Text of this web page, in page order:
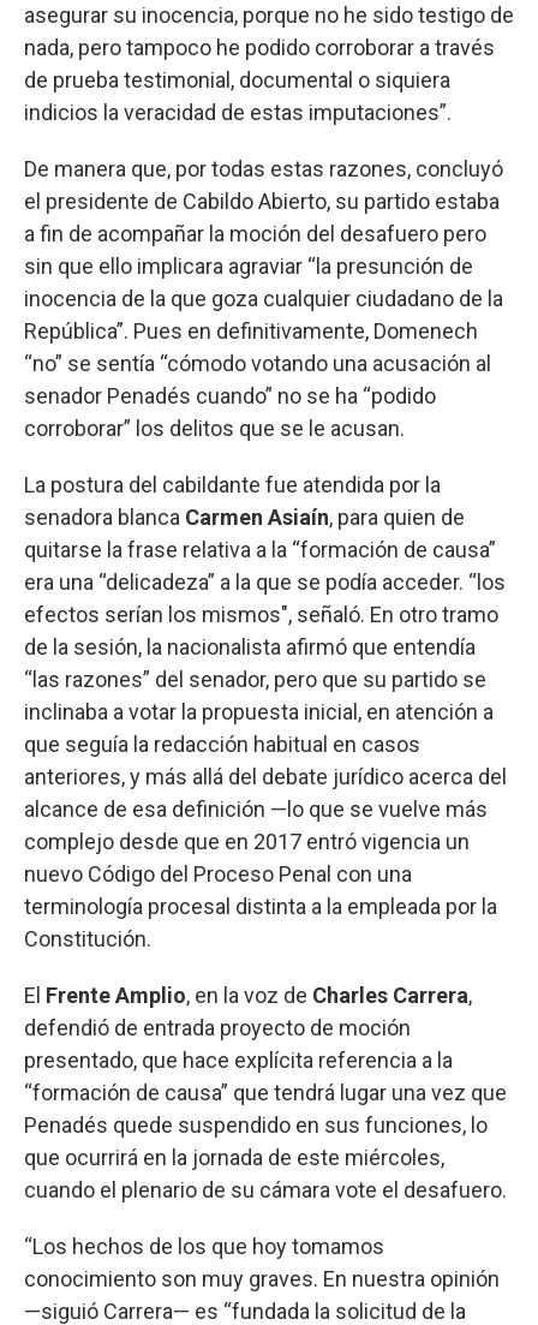
asegurar su inocencia, porque no he sido testigo de
nada, pero tampoco he podido corroborar a través
de prueba testimonial, documental o siquiera
indicios la veracidad de estas imputaciones”.
De manera que, por todas estas razones, concluyó
el presidente de Cabildo Abierto, su partido estaba
a fin de acompañar la moción del desafuero pero
sin que ello implicara agraviar “la presunción de
inocencia de la que goza cualquier ciudadano de la
República”. Pues en definitivamente, Domenech
“no” se sentía “cómodo votando una acusación al
senador Penadés cuando” no se ha “podido
corroborar” los delitos que se le acusan.
La postura del cabildante fue atendida por la
senadora blanca Carmen Asiaín, para quien de
quitarse la frase relativa a la “formación de causa”
era una “delicadeza” a la que se podía acceder. “los
efectos serían los mismos", señaló. En otro tramo
de la sesión, la nacionalista afirmó que entendía
“las razones” del senador, pero que su partido se
inclinaba a votar la propuesta inicial, en atención a
que seguía la redacción habitual en casos
anteriores, y más allá del debate jurídico acerca del
alcance de esa definición —lo que se vuelve más
complejo desde que en 2017 entró vigencia un
nuevo Código del Proceso Penal con una
terminología procesal distinta a la empleada por la
Constitución.
El Frente Amplio, en la voz de Charles Carrera,
defendió de entrada proyecto de moción
presentado, que hace explícita referencia a la
“formación de causa” que tendrá lugar una vez que
Penadés quede suspendido en sus funciones, lo
que ocurrirá en la jornada de este miércoles,
cuando el plenario de su cámara vote el desafuero.
“Los hechos de los que hoy tomamos
conocimiento son muy graves. En nuestra opinión
—siguió Carrera— es “fundada la solicitud de la